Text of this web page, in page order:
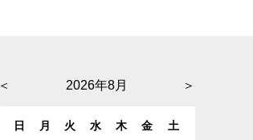
＜ ＞
2026年8月
日 月 火 水 木 金 土